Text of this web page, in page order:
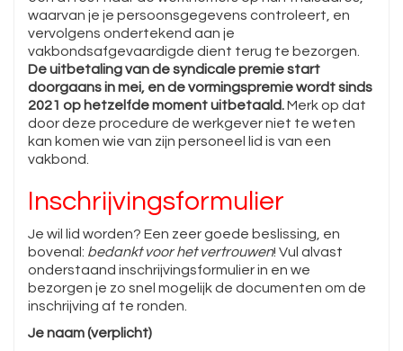
waarvan je je persoonsgegevens controleert, en
vervolgens ondertekend aan je
vakbondsafgevaardigde dient terug te bezorgen.
De uitbetaling van de syndicale premie start
doorgaans in mei, en de vormingspremie wordt sinds
2021 op hetzelfde moment uitbetaald.Merk op dat
door deze procedure de werkgever niet te weten
kan komen wie van zijn personeel lid is van een
vakbond.
Inschrijvingsformulier
Je wil lid worden? Een zeer goede beslissing, en
bovenal: bedankt voor het vertrouwen! Vul alvast
onderstaand inschrijvingsformulier in en we
bezorgen je zo snel mogelijk de documenten om de
inschrijving af te ronden.
Je naam (verplicht)